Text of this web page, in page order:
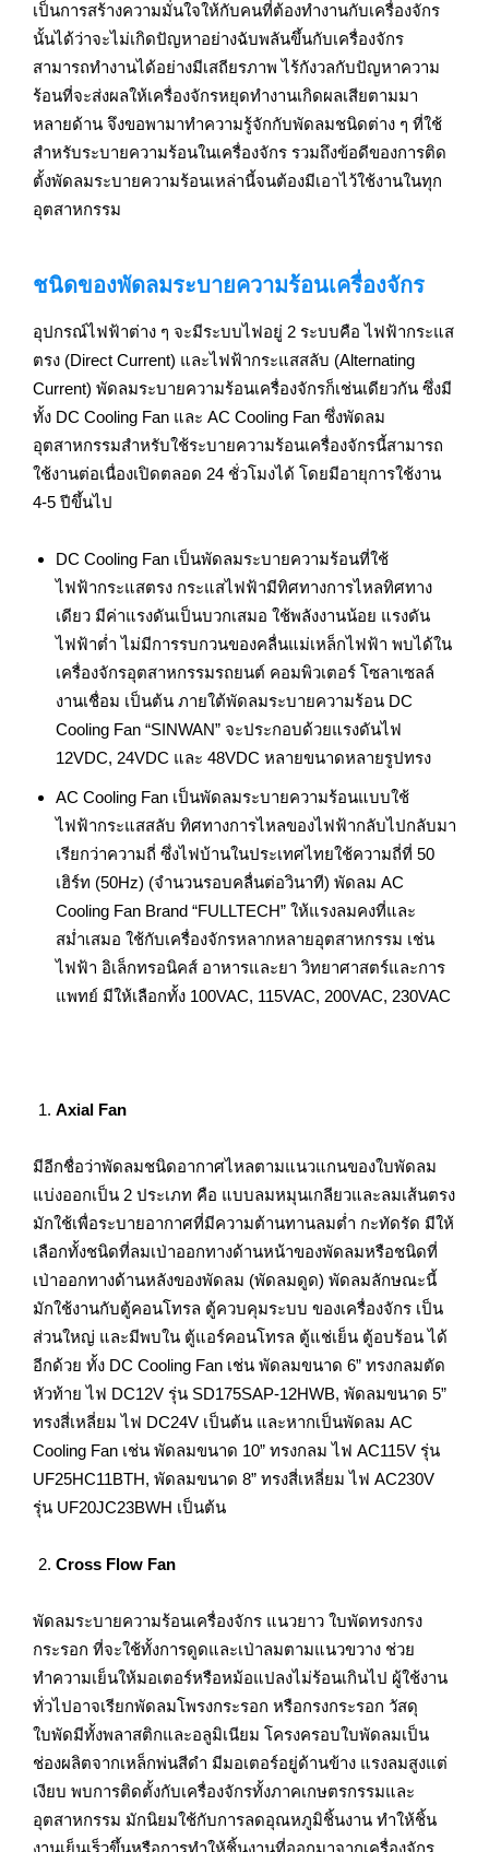
เป็นการสร้างความมั่นใจให้กับคนที่ต้องทำงานกับเครื่องจักร
นั้นได้ว่าจะไม่เกิดปัญหาอย่างฉับพลันขึ้นกับเครื่องจักร
สามารถทำงานได้อย่างมีเสถียรภาพ ไร้กังวลกับปัญหาความ
ร้อนที่จะส่งผลให้เครื่องจักรหยุดทำงานเกิดผลเสียตามมา
หลายด้าน จึงขอพามาทำความรู้จักกับพัดลมชนิดต่าง ๆ ที่ใช้
สำหรับระบายความร้อนในเครื่องจักร รวมถึงข้อดีของการติด
ตั้งพัดลมระบายความร้อนเหล่านี้จนต้องมีเอาไว้ใช้งานในทุก
อุตสาหกรรม
ชนิดของพัดลมระบายความร้อนเครื่องจักร
อุปกรณ์ไฟฟ้าต่าง ๆ จะมีระบบไฟอยู่ 2 ระบบคือ ไฟฟ้ากระแส
ตรง (Direct Current) และไฟฟ้ากระแสสลับ (Alternating
Current) พัดลมระบายความร้อนเครื่องจักรก็เช่นเดียวกัน ซึ่งมี
ทั้ง DC Cooling Fan และ AC Cooling Fan ซึ่งพัดลม
อุตสาหกรรมสำหรับใช้ระบายความร้อนเครื่องจักรนี้สามารถ
ใช้งานต่อเนื่องเปิดตลอด 24 ชั่วโมงได้ โดยมีอายุการใช้งาน
4-5 ปีขึ้นไป
DC Cooling Fan เป็นพัดลมระบายความร้อนที่ใช้
ไฟฟ้ากระแสตรง กระแสไฟฟ้ามีทิศทางการไหลทิศทาง
เดียว มีค่าแรงดันเป็นบวกเสมอ ใช้พลังงานน้อย แรงดัน
ไฟฟ้าต่ำ ไม่มีการรบกวนของคลื่นแม่เหล็กไฟฟ้า พบได้ใน
เครื่องจักรอุตสาหกรรมรถยนต์ คอมพิวเตอร์ โซลาเซลล์
งานเชื่อม เป็นต้น ภายใต้พัดลมระบายความร้อน DC
Cooling Fan “SINWAN” จะประกอบด้วยแรงดันไฟ
12VDC, 24VDC และ 48VDC หลายขนาดหลายรูปทรง
AC Cooling Fan เป็นพัดลมระบายความร้อนแบบใช้
ไฟฟ้ากระแสสลับ ทิศทางการไหลของไฟฟ้ากลับไปกลับมา
เรียกว่าความถี่ ซึ่งไฟบ้านในประเทศไทยใช้ความถี่ที่ 50
เฮิร์ท (50Hz) (จำนวนรอบคลื่นต่อวินาที) พัดลม AC
Cooling Fan Brand “FULLTECH” ให้แรงลมคงที่และ
สม่ำเสมอ ใช้กับเครื่องจักรหลากหลายอุตสาหกรรม เช่น
ไฟฟ้า อิเล็กทรอนิคส์ อาหารและยา วิทยาศาสตร์และการ
แพทย์ มีให้เลือกทั้ง 100VAC, 115VAC, 200VAC, 230VAC
Axial Fan
มีอีกชื่อว่าพัดลมชนิดอากาศไหลตามแนวแกนของใบพัดลม
แบ่งออกเป็น 2 ประเภท คือ แบบลมหมุนเกลียวและลมเส้นตรง
มักใช้เพื่อระบายอากาศที่มีความต้านทานลมต่ำ กะทัดรัด มีให้
เลือกทั้งชนิดที่ลมเป่าออกทางด้านหน้าของพัดลมหรือชนิดที่
เป่าออกทางด้านหลังของพัดลม (พัดลมดูด) พัดลมลักษณะนี้
มักใช้งานกับตู้คอนโทรล ตู้ควบคุมระบบ ของเครื่องจักร เป็น
ส่วนใหญ่ และมีพบใน ตู้แอร์คอนโทรล ตู้แช่เย็น ตู้อบร้อน ได้
อีกด้วย ทั้ง DC Cooling Fan เช่น พัดลมขนาด 6” ทรงกลมตัด
หัวท้าย ไฟ DC12V รุ่น SD175SAP-12HWB, พัดลมขนาด 5”
ทรงสี่เหลี่ยม ไฟ DC24V เป็นต้น และหากเป็นพัดลม AC
Cooling Fan เช่น พัดลมขนาด 10” ทรงกลม ไฟ AC115V รุ่น
UF25HC11BTH, พัดลมขนาด 8” ทรงสี่เหลี่ยม ไฟ AC230V
รุ่น UF20JC23BWH เป็นต้น
Cross Flow Fan
พัดลมระบายความร้อนเครื่องจักร แนวยาว ใบพัดทรงกรง
กระรอก ที่จะใช้ทั้งการดูดและเป่าลมตามแนวขวาง ช่วย
ทำความเย็นให้มอเตอร์หรือหม้อแปลงไม่ร้อนเกินไป ผู้ใช้งาน
ทั่วไปอาจเรียกพัดลมโพรงกระรอก หรือกรงกระรอก วัสดุ
ใบพัดมีทั้งพลาสติกและอลูมิเนียม โครงครอบใบพัดลมเป็น
ช่องผลิตจากเหล็กพ่นสีดำ มีมอเตอร์อยู่ด้านข้าง แรงลมสูงแต่
เงียบ พบการติดตั้งกับเครื่องจักรทั้งภาคเกษตรกรรมและ
อุตสาหกรรม มักนิยมใช้กับการลดอุณหภูมิชิ้นงาน ทำให้ชิ้น
งานเย็นเร็วขึ้นหรือการทำให้ชิ้นงานที่ออกมาจากเครื่องจักร